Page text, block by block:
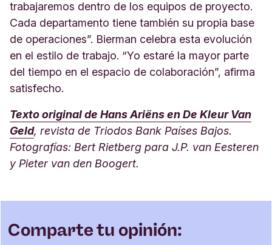
trabajaremos dentro de los equipos de proyecto.
Cada departamento tiene también su propia base
de operaciones”. Bierman celebra esta evolución
en el estilo de trabajo. “Yo estaré la mayor parte
del tiempo en el espacio de colaboración”, afirma
satisfecho.
Texto original de Hans Ariëns en De Kleur Van
Geld, revista de Triodos Bank Países Bajos.
Fotografías: Bert Rietberg para J.P. van Eesteren
y Pieter van den Boogert.
Comparte tu opinión: